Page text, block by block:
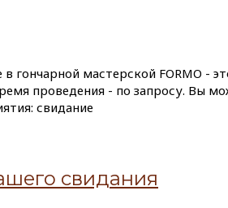
гончарной мастерской FORMO -
проведения - по запросу. Вы
свидание
свидания